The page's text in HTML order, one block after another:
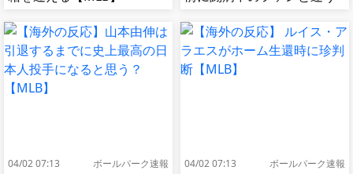
04/02 07:13 ボールパーク速報 04/02 07:13 ボールパーク速報